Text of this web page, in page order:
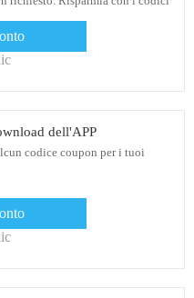
dell'APP
codice coupon per i tuoi